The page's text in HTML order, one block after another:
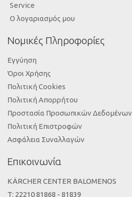
Service
Ο λογαριασμός μου
Νομικές Πληροφορίες
Εγγύηση
Όροι Χρήσης
Πολιτική Cookies
Πολιτική Απορρήτου
Προστασία Προσωπικών Δεδομένων
Πολιτική Επιστροφών
Ασφάλεια Συναλλαγών
Επικοινωνία
KÄRCHER CENTER BALOMENOS
Τ: 22210 81868 - 81839